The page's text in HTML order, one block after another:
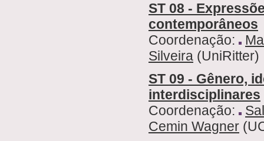
ST 08 -
contemporâneos
Coordenação:
Silveira (UniRitter)
ST 09 - Gênero,
interdisciplinares
Coordenação:
Cemin Wagner